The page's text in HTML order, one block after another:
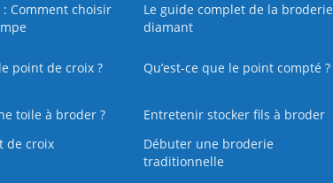
Comment choisir
Le guide complet de la broderie
diamant
point de croix ?
Qu’est-ce que le point compté ?
toile à broder ?
Entretenir stocker fils à broder
de croix
Débuter une broderie
traditionnelle